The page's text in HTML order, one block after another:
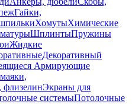
Гайки,
ХомутыХимические
ШплинтыПружины
Жидкие
Декоративный
Армирующие
флизелинЭкраны для
системыПотолочные